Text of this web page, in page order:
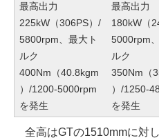
最高出力
225kW（306PS）/
5800rpm、最大ト
ルク
400Nm（40.8kgm
）/1200-5000rpm
を発生
最高出力
180kW（
5000rpm
ルク
350Nm（
）/1250-
を発生
全高はGTの1510mmに対